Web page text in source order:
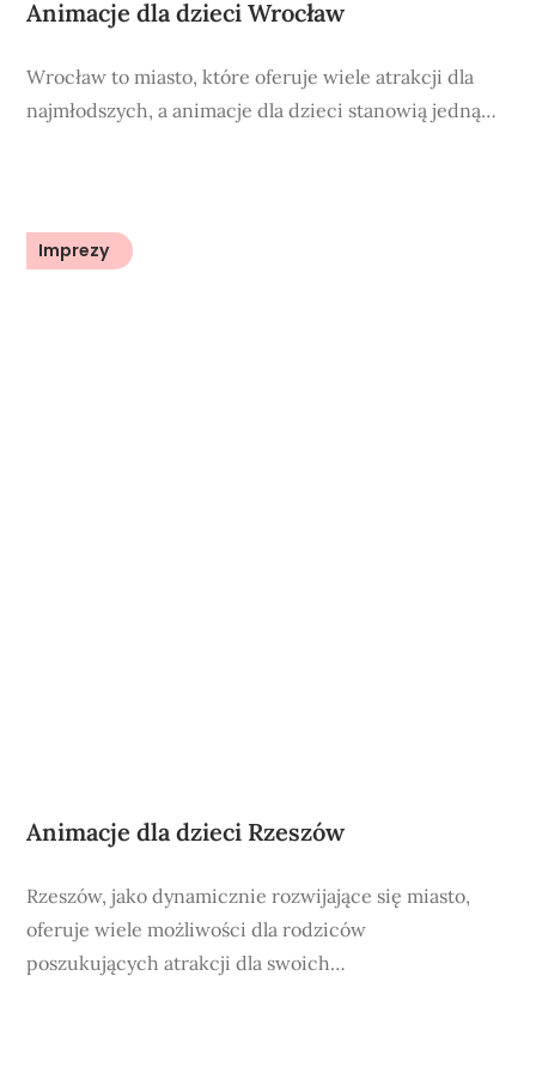
Animacje dla dzieci Wrocław
Wrocław to miasto, które oferuje wiele atrakcji dla
najmłodszych, a animacje dla dzieci stanowią jedną…
Imprezy
Animacje dla dzieci Rzeszów
Rzeszów, jako dynamicznie rozwijające się miasto,
oferuje wiele możliwości dla rodziców
poszukujących atrakcji dla swoich…